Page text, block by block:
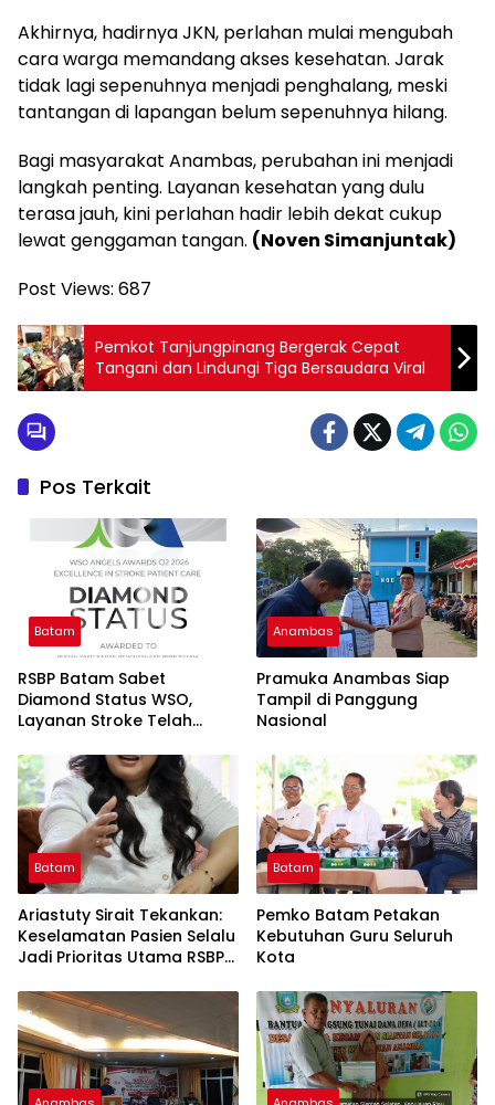
Akhirnya, hadirnya JKN, perlahan mulai mengubah
cara warga memandang akses kesehatan. Jarak
tidak lagi sepenuhnya menjadi penghalang, meski
tantangan di lapangan belum sepenuhnya hilang.
Bagi masyarakat Anambas, perubahan ini menjadi
langkah penting. Layanan kesehatan yang dulu
terasa jauh, kini perlahan hadir lebih dekat cukup
lewat genggaman tangan. (Noven Simanjuntak)
Post Views: 687
Pemkot Tanjungpinang Bergerak Cepat
Tangani dan Lindungi Tiga Bersaudara Viral
Pos Terkait
Batam
RSBP Batam Sabet
Diamond Status WSO,
Layanan Stroke Telah
Internasional
Anambas
Pramuka Anambas Siap
Tampil di Panggung
Nasional
Batam
Ariastuty Sirait Tekankan:
Keselamatan Pasien Selalu
Jadi Prioritas Utama RSBP
Batam
Pemko Batam Petakan
Kebutuhan Guru Seluruh
Kota